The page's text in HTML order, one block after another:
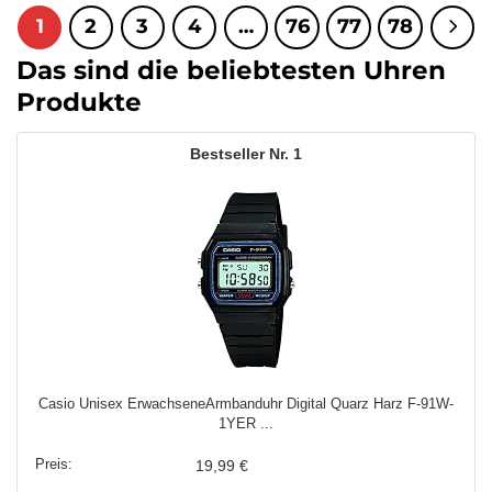
1 2 3 4 … 76 77 78
Das sind die beliebtesten Uhren
Produkte
1
Casio Unisex ErwachseneArmbanduhr Digital Quarz Harz F-91W-
1YER ...
19,99 €